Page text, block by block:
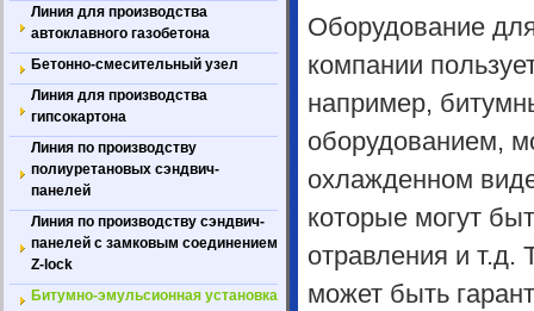
Линия для производства
автоклавного газобетона
Бетонно-смесительный узел
Линия для производства
гипсокартона
Линия по производству
полиуретановых сэндвич-
панелей
Линия по производству сэндвич-
панелей с замковым соединением
Z-lock
Битумно-эмульсионная установка
Оборудование
компании
например,
оборудованием,
охлажденном
которые могут
отравления и т.д.
может быть